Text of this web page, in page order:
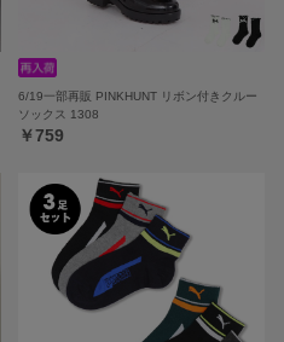
6/19一部再販 PINKHUNT リボン付きクルー
ソックス 1308
￥759